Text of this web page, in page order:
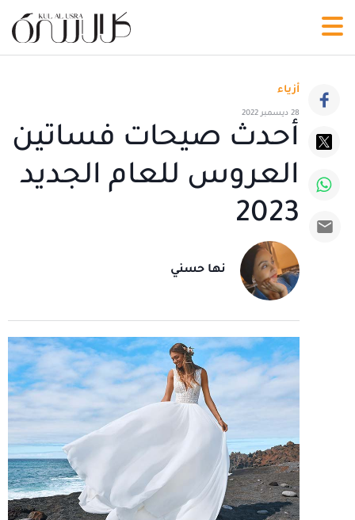
أزياء
28 ديسمبر 2022
أحدث صيحات فساتين
العروس للعام الجديد
2023
نها حسني